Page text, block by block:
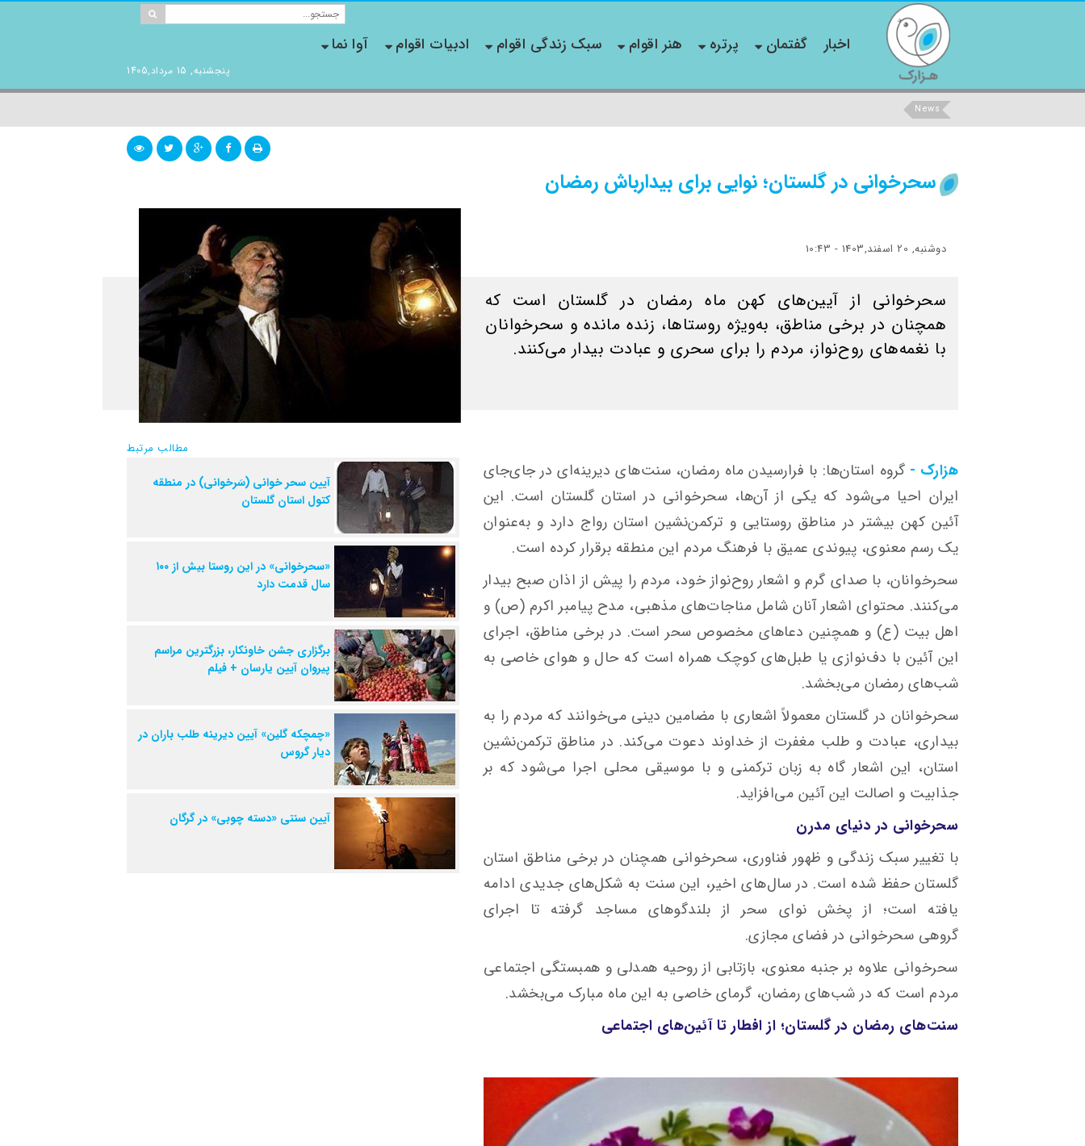
پنجشنبه, 15 مرداد,1405
اخبار گفتمان پرتره هنر اقوام سبک زندگی اقوام ادبیات اقوام آوا نما
News
سحرخوانی در گلستان؛ نوایی برای بیدارباش رمضان
دوشنبه, 20 اسفند,1403 - 10:43
سحرخوانی از آیین‌های کهن ماه رمضان در گلستان است که
همچنان در برخی مناطق، به‌ویژه روستاها، زنده مانده و سحرخوانان
با نغمه‌های روح‌نواز، مردم را برای سحری و عبادت بیدار می‌کنند.
هزارک - گروه استان‌ها: با فرارسیدن ماه رمضان، سنت‌های دیرینه‌ای در جای‌جای
ایران احیا می‌شود که یکی از آن‌ها، سحرخوانی در استان گلستان است. این
آئین کهن بیشتر در مناطق روستایی و ترکمن‌نشین استان رواج دارد و به‌عنوان
یک رسم معنوی، پیوندی عمیق با فرهنگ مردم این منطقه برقرار کرده است.
سحرخوانان، با صدای گرم و اشعار روح‌نواز خود، مردم را پیش از اذان صبح بیدار
می‌کنند. محتوای اشعار آنان شامل مناجات‌های مذهبی، مدح پیامبر اکرم (ص) و
اهل بیت (ع) و همچنین دعاهای مخصوص سحر است. در برخی مناطق، اجرای
این آئین با دف‌نوازی یا طبل‌های کوچک همراه است که حال و هوای خاصی به
شب‌های رمضان می‌بخشد.
سحرخوانان در گلستان معمولاً اشعاری با مضامین دینی می‌خوانند که مردم را به
بیداری، عبادت و طلب مغفرت از خداوند دعوت می‌کند. در مناطق ترکمن‌نشین
استان، این اشعار گاه به زبان ترکمنی و با موسیقی محلی اجرا می‌شود که بر
جذابیت و اصالت این آئین می‌افزاید.
سحرخوانی در دنیای مدرن
با تغییر سبک زندگی و ظهور فناوری، سحرخوانی همچنان در برخی مناطق استان
گلستان حفظ شده است. در سال‌های اخیر، این سنت به شکل‌های جدیدی ادامه
یافته است؛ از پخش نوای سحر از بلندگوهای مساجد گرفته تا اجرای
گروهی سحرخوانی در فضای مجازی.
سحرخوانی علاوه بر جنبه معنوی، بازتابی از روحیه همدلی و همبستگی اجتماعی
مردم است که در شب‌های رمضان، گرمای خاصی به این ماه مبارک می‌بخشد.
سنت‌های رمضان در گلستان؛ از افطار تا آئین‌های اجتماعی
مطالب مرتبط
آیین سحر خوانی (سَرخوانی) در منطقه
کتول استان گلستان
«سحرخوانی» در این روستا بیش از ۱۰۰
سال قدمت دارد
برگزاری جشن خاونکار، بزرگترین مراسم
پیروان آیین یارسان + فیلم
«چمچکه گلین» آیین دیرینه طلب باران در
دیار گروس
آیین سنتی «دسته چوبی» در گرگان